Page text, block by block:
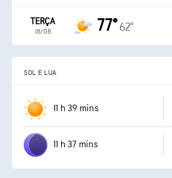
TERÇA
18/08 77° 62°
SOL E LUA
11 h 39 mins
11 h 37 mins